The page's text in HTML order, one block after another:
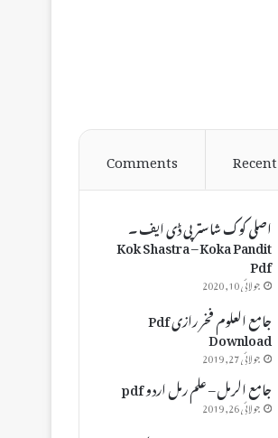
Recent
Comments
اصلی کوک شاستر پی ڈی ایف ۔
Kok Shastra – Koka Pandit
Pdf
جولائی 10, 2020
جامع العلوم فخر رازی Pdf
Download
جولائی 27, 2019
جامع الرمل – علم رمل اردو pdf
جولائی 26, 2019